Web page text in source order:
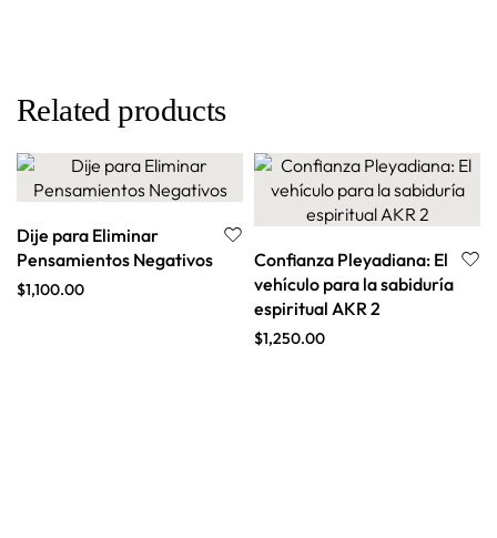
Related products
Dije para Eliminar
Pensamientos Negativos
$1,100.00
Confianza Pleyadiana: El
vehículo para la sabiduría
espiritual AKR 2
$1,250.00